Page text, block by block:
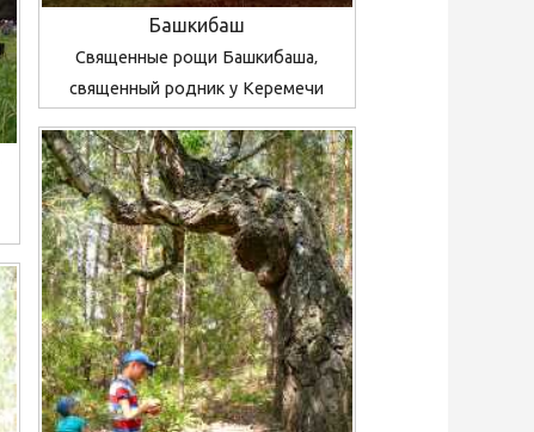
Башкибаш
Священные рощи Башкибаша,
священный родник у Керемечи